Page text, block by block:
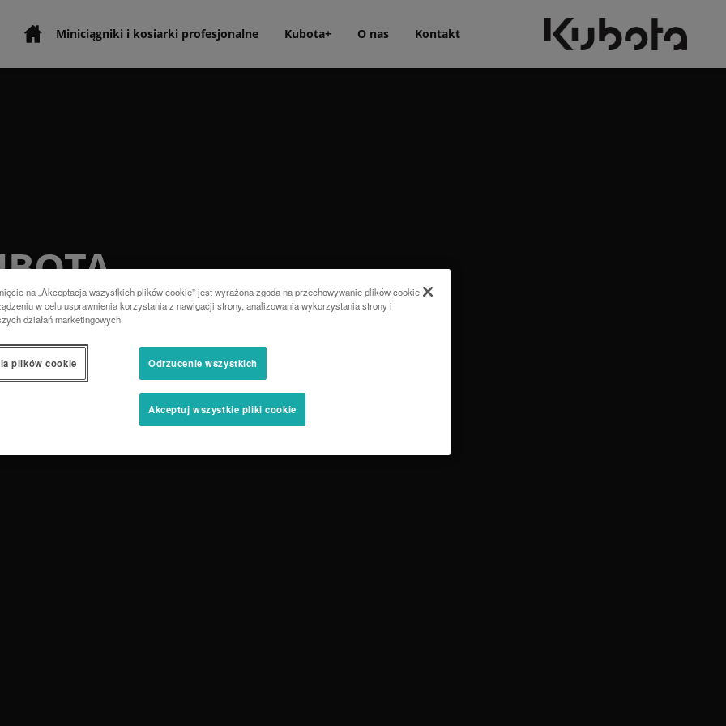
Miniciągniki i kosiarki profesjonalne Kubota+ O nas Kontakt
na „Akceptacja wszystkich plików cookie” jest wyrażona zgoda na przechowywanie plików cookie
w celu usprawnienia korzystania z nawigacji strony, analizowania wykorzystania strony i
działań marketingowych.
Odrzucenie wszystkich
Akceptuj wszystkie pliki cookie
plików cookie